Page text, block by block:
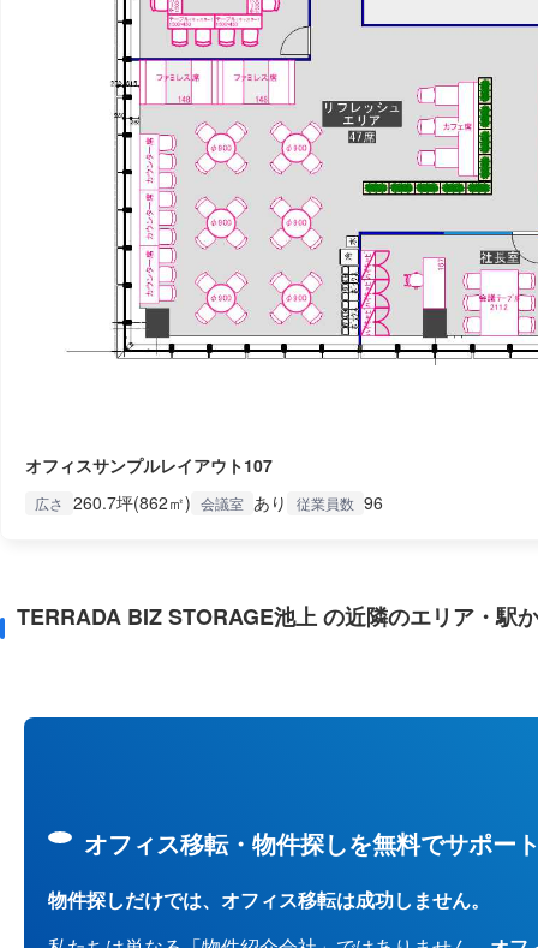
オフィスサンプルレイアウト107
広さ 260.7坪(862㎡) 会議室 あり 従業員数 96
TERRADA BIZ STORAGE池上 の近隣のエリア・駅
オフィス移転・物件探しを無料でサポー
物件探しだけでは、オフィス移転は成功しません。